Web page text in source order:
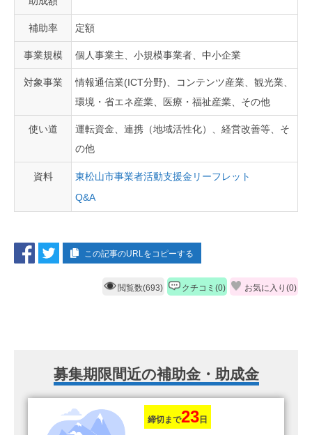
補助率 定額
事業規模 個人事業主、小規模事業者、中小企業
対象事業
情報通信業(ICT分野)、コンテンツ産業、観光業、
環境・省エネ産業、医療・福祉産業、その他
使い道
運転資金、連携（地域活性化）、経営改善等、そ
の他
資料
東松山市事業者活動支援金リーフレット
Q&A
この記事のURLをコピーする
閲覧数(693) クチコミ(0) お気に入り(0)
募集期限間近の補助金・助成金
締切まで23 日